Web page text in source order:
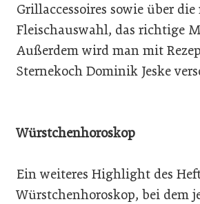
Grillaccessoires sowie über
Fleischauswahl, das richtige
Außerdem wird man mit
Sternekoch Dominik Jeske
Würstchenhoroskop
Ein weiteres Highlight des
Würstchenhoroskop, bei dem